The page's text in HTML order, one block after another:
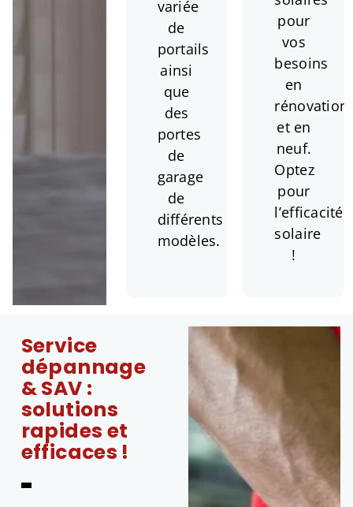
variée
de
portails
ainsi
que
des
portes
de
garage
de
différents
modèles.
pour
vos
besoins
en
rénovation
et en
neuf.
Optez
pour
l’efficacité
solaire
!
Service
dépannage
& SAV :
solutions
rapides et
efficaces !